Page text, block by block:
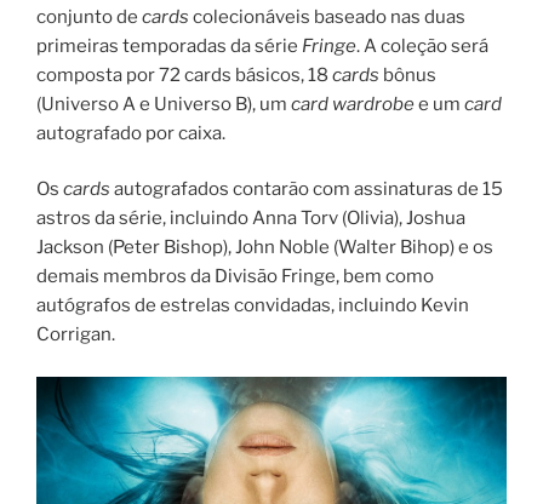
conjunto de cards colecionáveis baseado nas duas
primeiras temporadas da série Fringe. A coleção será
composta por 72 cards básicos, 18 cards bônus
(Universo A e Universo B), um card wardrobee um card
autografado por caixa.
Os cards autografados contarão com assinaturas de 15
astros da série, incluindo Anna Torv (Olivia), Joshua
Jackson (Peter Bishop), John Noble (Walter Bihop) e os
demais membros da Divisão Fringe, bem como
autógrafos de estrelas convidadas, incluindo Kevin
Corrigan.